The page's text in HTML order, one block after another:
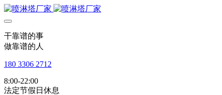
干靠谱的事
做靠谱的人
180 3306 2712
8:00-22:00
法定节假日休息